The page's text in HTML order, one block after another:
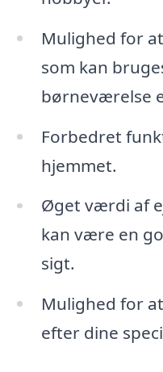
Mulighed for
som kan
børneværelse
Forbedret
hjemmet.
Øget værdi af
kan være en
sigt.
Mulighed for
efter dine